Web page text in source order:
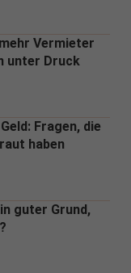
Vermieter
unter Druck
Fragen, die
haben
guter Grund,